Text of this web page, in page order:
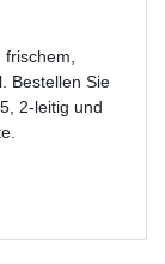
Bestellen Sie
2-leitig und